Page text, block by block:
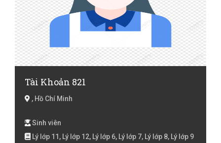
Tài Khoản 821
, Hồ Chí Minh
Sinh viên
Lý lớp 11, Lý lớp 12, Lý lớp 6, Lý lớp 7, Lý lớp 8, Lý lớp 9